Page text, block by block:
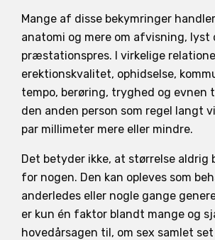
Mange af disse bekymringer
anatomi og mere om afvisning, lyst
præstationspres. I virkelige
erektionskvalitet, ophidselse,
tempo, berøring, tryghed og evnen
den anden person som regel langt
par millimeter mere eller mindre.
Det betyder ikke, at størrelse aldrig
for nogen. Den kan opleves som
anderledes eller nogle gange
er kun én faktor blandt mange og
hovedårsagen til, om sex samlet set